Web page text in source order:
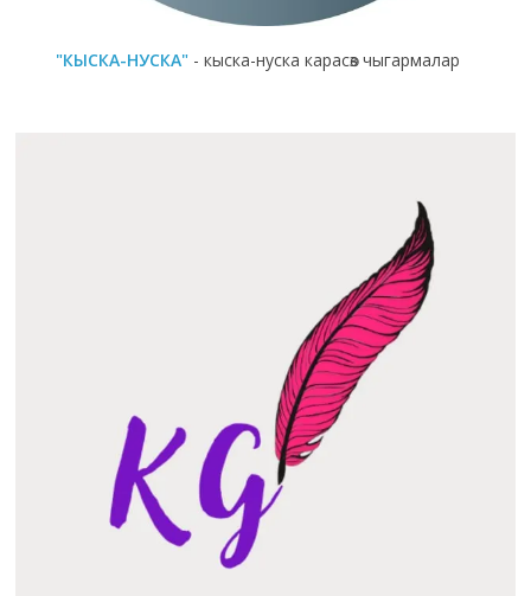
"КЫСКА-НУСКА" - кыска-нуска карасөз чыгармалар